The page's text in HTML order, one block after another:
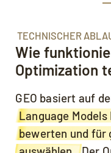
TECHNISCHER
Wie
Optimization
GEO basiert auf
Language
bewerten und für